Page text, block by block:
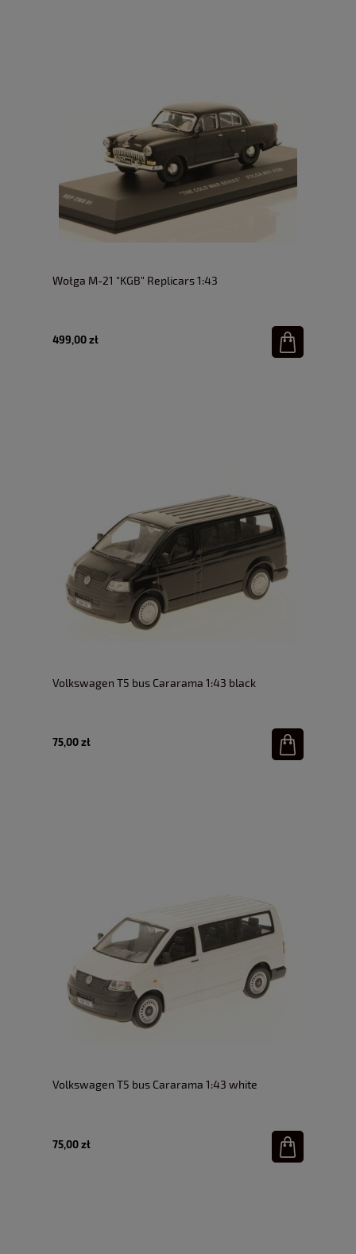
Wołga M-21 "KGB" Replicars 1:43
499,00 zł
Volkswagen T5 bus Cararama 1:43 black
75,00 zł
Volkswagen T5 bus Cararama 1:43 white
75,00 zł